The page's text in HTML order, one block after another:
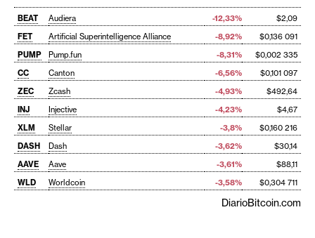
BEAT Audiera -12,33%
$2,09
FET
Artificial Superintelligence Alliance -8,92%
$0,136 091
PUMP
Pump.fun -8,31%
$0,002 335
CC
Canton -6,56%
$0,101 097
ZEC
Zcash -4,93%
$492,64
INJ
Injective -4,23%
$4,67
XLM
Stellar -3,8%
$0,160 216
DASH
Dash -3,62%
$30,14
AAVE
Aave -3,61%
$88,11
WLD
Worldcoin -3,58% $0,304 711
DiarioBitcoin.com